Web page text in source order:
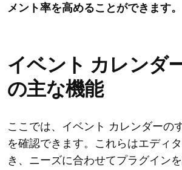
メント率を高めることができます。
イベント カレンダ
の主な機能
ここでは、イベント カレンダーの
を確認できます。これらはエディ
き、ニーズに合わせてプラグイン